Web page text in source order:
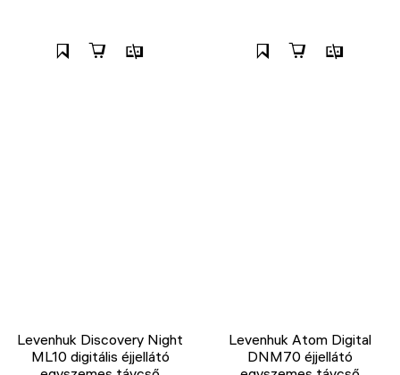
Levenhuk Discovery Night
ML10 digitális éjjellátó
Levenhuk Atom Digital
DNM70 éjjellátó